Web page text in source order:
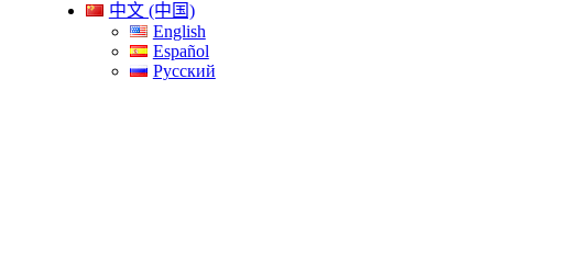
中文 (中国)
English
Español
Русский